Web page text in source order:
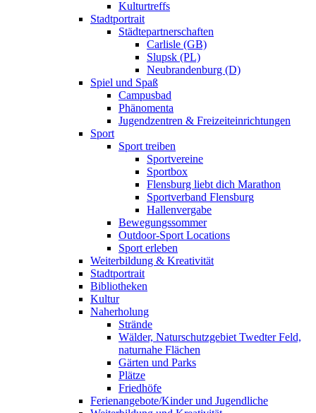
Kulturtreffs
Stadtportrait
Städtepartnerschaften
Carlisle (GB)
Slupsk (PL)
Neubrandenburg (D)
Spiel und Spaß
Campusbad
Phänomenta
Jugendzentren & Freizeiteinrichtungen
Sport
Sport treiben
Sportvereine
Sportbox
Flensburg liebt dich Marathon
Sportverband Flensburg
Hallenvergabe
Bewegungssommer
Outdoor-Sport Locations
Sport erleben
Weiterbildung & Kreativität
Stadtportrait
Bibliotheken
Kultur
Naherholung
Strände
Wälder, Naturschutzgebiet Twedter Feld,
naturnahe Flächen
Gärten und Parks
Plätze
Friedhöfe
Ferienangebote/Kinder und Jugendliche